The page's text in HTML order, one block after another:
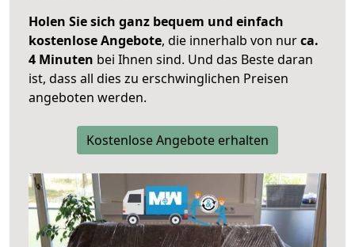
Holen Sie sich ganz bequem und einfach
kostenlose Angebote, die innerhalb von nurca.
4 Minuten bei Ihnen sind. Und das Beste daran
ist, dass all dies zu erschwinglichen Preisen
angeboten werden.
Kostenlose Angebote erhalten